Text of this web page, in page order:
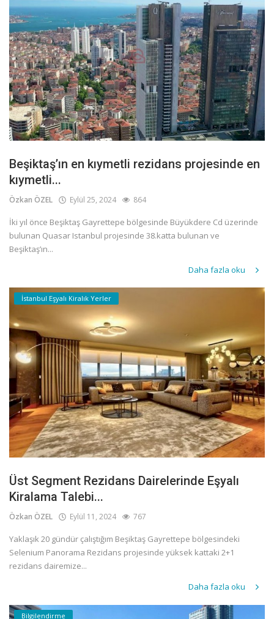
Beşiktaş’ın en kıymetli rezidans projesinde en
kıymetli...
Özkan ÖZEL Eylül 25, 2024 864
İki yıl önce Beşiktaş Gayrettepe bölgesinde Büyükdere Cd üzerinde
bulunan Quasar Istanbul projesinde 38.katta bulunan ve
Beşiktaş’ın...
Daha fazla oku
İstanbul Eşyalı Kiralık Yerler
Üst Segment Rezidans Dairelerinde Eşyalı
Kiralama Talebi...
Özkan ÖZEL Eylül 11, 2024 767
Yaklaşık 20 gündür çalıştığım Beşiktaş Gayrettepe bölgesindeki
Selenium Panorama Rezidans projesinde yüksek kattaki 2+1
rezidans dairemize...
Daha fazla oku
Bilgilendirme